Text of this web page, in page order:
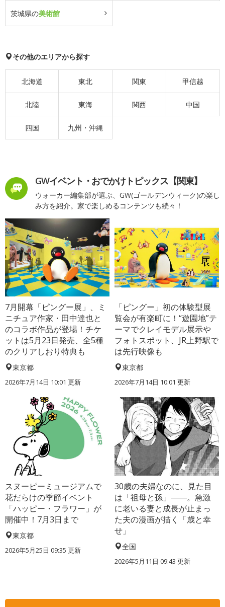
茨城県の美術館
その他のエリアから探す
北海道 東北 関東 甲信越
北陸 東海 関西 中国
四国 九州・沖縄
GWイベント・おでかけトピックス【関東】
ウォーカー編集部が選ぶ、GW(ゴールデンウィーク)の楽し
み方を紹介。家で楽しめるコンテンツも続々！
7月開幕「ピングー展」、ミ
ニチュア作家・田中達也と
のコラボ作品が登場！チケ
ットは5月23日発売、全5種
のクリアしおり特典も
東京都
2026年7月14日 10:01 更新
「ピングー」初の体験型展
覧会が有楽町に！“遊園地”テ
ーマでクレイモデル展示や
フォトスポット、JR上野駅で
は先行映像も
東京都
2026年7月14日 10:01 更新
スヌーピーミュージアムで
花だらけの季節イベント
「ハッピー・フラワー」が
開催中！7月3日まで
東京都
2026年5月25日 09:35 更新
30歳の夫婦なのに、見た目
は「祖母と孫」――。急激
に老いる妻と成長が止まっ
た夫の漫画が描く「歳と幸
せ」
全国
2026年5月11日 09:43 更新